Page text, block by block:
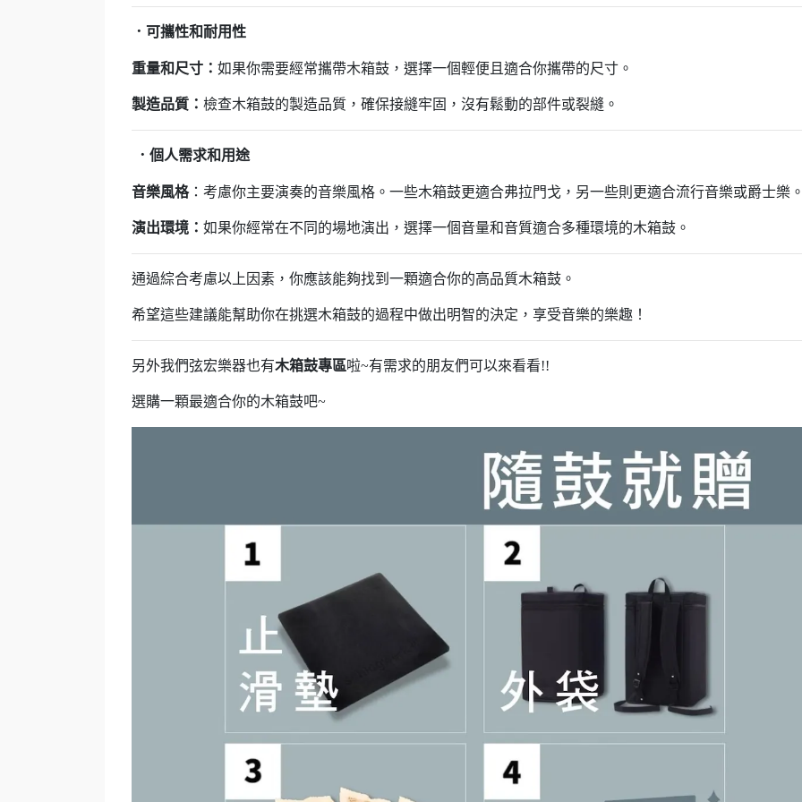
． 可攜性和耐用性
重量和尺寸： 如果你需要經常攜帶木箱鼓，選擇一個輕便且適合你攜帶的尺寸。
製造品質： 檢查木箱鼓的製造品質，確保接縫牢固，沒有鬆動的部件或裂縫。
． 個人需求和用途
音樂風格：考慮你主要演奏的音樂風格。一些木箱鼓更適合弗拉門戈，另一些則更適合流行音樂或爵士樂
演出環境： 如果你經常在不同的場地演出，選擇一個音量和音質適合多種環境的木箱鼓。
通過綜合考慮以上因素，你應該能夠找到一顆適合你的高品質木箱鼓。
希望這些建議能幫助你在挑選木箱鼓的過程中做出明智的決定，享受音樂的樂趣！
另外我們弦宏樂器也有木箱鼓專區啦~有需求的朋友們可以來看看!!
選購一顆最適合你的木箱鼓吧~